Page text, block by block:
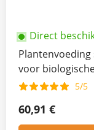
Direct
voor
5/5
60,91 €